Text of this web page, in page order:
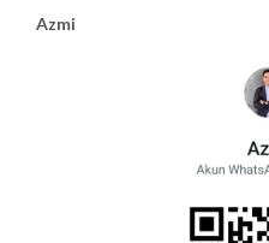
Azmi